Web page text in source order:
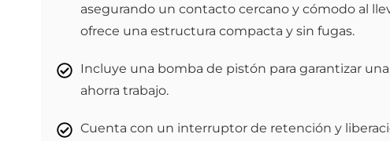
asegurando un contacto cercano y cómodo al
ofrece una estructura compacta y sin fugas.
Incluye una bomba de pistón para garantizar
ahorra trabajo.
Cuenta con un interruptor de retención y